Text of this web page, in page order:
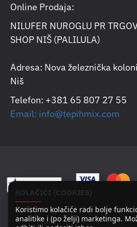
Online Prodaja:
NILUFER NUROGLU PR
SHOP NIŠ (PALILULA)
Adresa: Nova železnička
Niš
Telefon: +381 65 807 27 55
Email: info@tepihmix.com
KOLAČIĆI (COOKIES)
Koristimo kolačiće radi bolje
analitike i (po želji) marketinga.